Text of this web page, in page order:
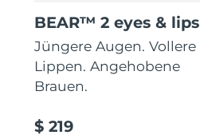
BEAR™ 2 eyes & lips
Jüngere Augen. Vollere
Lippen. Angehobene
Brauen.
$ 219